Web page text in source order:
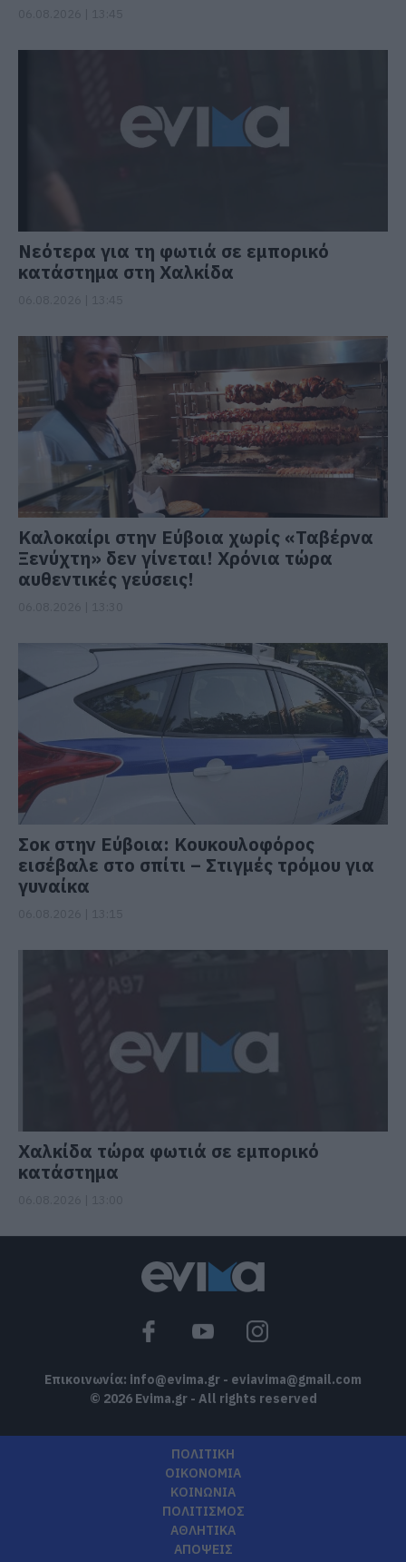
Νεότερα για τη φωτιά σε εμπορικό
κατάστημα στη Χαλκίδα
Καλοκαίρι στην Εύβοια χωρίς «Ταβέρνα
Ξενύχτη» δεν γίνεται! Χρόνια τώρα
αυθεντικές γεύσεις!
Σοκ στην Εύβοια: Κουκουλοφόρος
εισέβαλε στο σπίτι – Στιγμές τρόμου για
γυναίκα
Χαλκίδα τώρα φωτιά σε εμπορικό
κατάστημα
Επικοινωνία: info@evima.gr - eviavima@gmail.com
© 2026 Evima.gr - All rights reserved
ΠΟΛΙΤΙΚΗ
ΟΙΚΟΝΟΜΙΑ
ΚΟΙΝΩΝΙΑ
ΠΟΛΙΤΙΣΜΟΣ
ΑΘΛΗΤΙΚΑ
ΑΠΟΨΕΙΣ